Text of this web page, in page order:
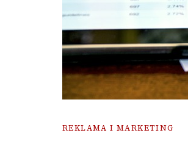
REKLAMA I MARKETING